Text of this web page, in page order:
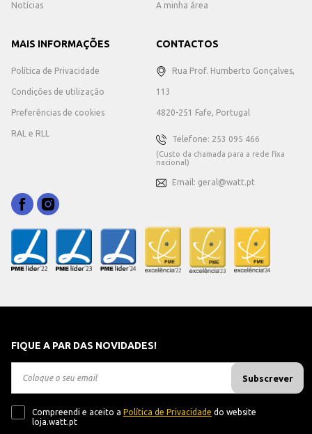
Notícias A minha área
MAIS INFORMAÇÕES
Política de Privacidade
Condições de utilização
Preferências de cookies
RAL e RLL
CONTACTOS
Rua Prof. Humberto Gonçalves,
113
4820-251 Fafe, Portugal
Telefone: 253 095 466
(Custo da chamada para a rede fixa
nacional)
Email: geral@watt.pt
FIQUE A PAR DAS NOVIDADES!
Subscrever
Compreendi e aceito a Política de Privacidade do website
loja.watt.pt